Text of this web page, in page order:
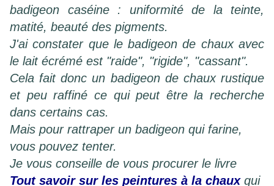
badigeon caséine : uniformité de la teinte,
matité, beauté des pigments.
J'ai constater que le badigeon de chaux avec
le lait écrémé est "raide", "rigide", "cassant".
Cela fait donc un badigeon de chaux rustique
et peu raffiné ce qui peut être la recherche
dans certains cas.
Mais pour rattraper un badigeon qui farine,
vous pouvez tenter.
Je vous conseille de vous procurer le livre
Tout savoir sur les peintures à la chauxqui